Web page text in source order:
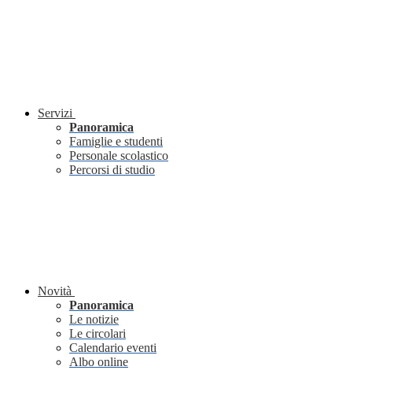
Servizi
Panoramica
Famiglie e studenti
Personale scolastico
Percorsi di studio
Novità
Panoramica
Le notizie
Le circolari
Calendario eventi
Albo online